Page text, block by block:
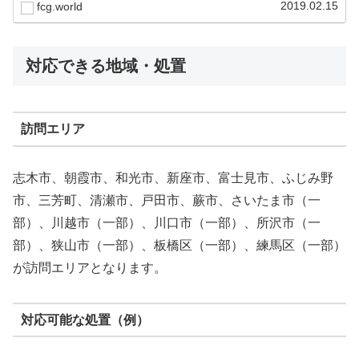
fcg.world 2019.02.15
対応できる地域・処置
訪問エリア
志木市、朝霞市、和光市、新座市、富士見市、ふじみ野
市、三芳町、清瀬市、戸田市、蕨市、さいたま市（一
部）、川越市（一部）、川口市（一部）、所沢市（一
部）、狭山市（一部）、板橋区（一部）、練馬区（一部）
が訪問エリアとなります。
対応可能な処置（例）